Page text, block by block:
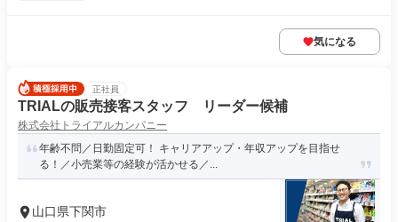
気になる
正社員
TRIALの販売接客スタッフ リーダー候補
株式会社トライアルカンパニー
年齢不問／日勤固定可！ キャリアアップ・年収アップを目指せ
る！／小売業等の経験が活かせる／...
山口県下関市